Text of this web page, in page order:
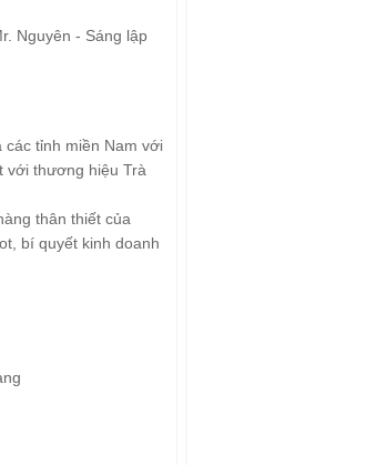
Nguyên - Sáng lập
các tỉnh miền Nam với
với thương hiệu Trà
thân thiết của
bí quyết kinh doanh